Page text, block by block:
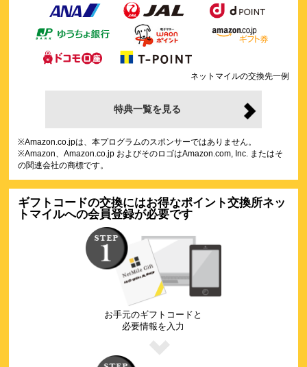
ネットマイルの交換先一例
特典一覧を見る
※Amazon.co.jpは、本プログラムのスポンサーではありません。
※Amazon、Amazon.co.jp およびそのロゴはAmazon.com, Inc. またはそ
の関連会社の商標です。
ギフトコードの交換にはお得なポイント交換所ネッ
トマイルへの会員登録が必要です
お手元のギフトコードと
必要情報を入力